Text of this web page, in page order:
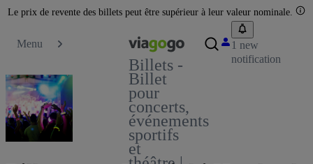
Le prix de revente des billets peut être supérieur à leur valeur nominale.
Menu
Billets -
Billet
pour
concerts,
événements
sportifs
et
1 new
notification